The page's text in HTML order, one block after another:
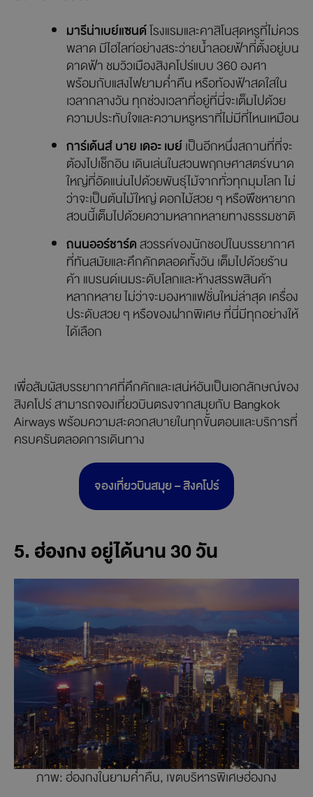
มารีน่าเบย์แซนด์โรงแรมและคาสิโนสุดหรูที่ไม่ควร
พลาด มีไฮไลท์อย่างสระว่ายน้ำลอยฟ้าที่ตั้งอยู่บน
ดาดฟ้า ชมวิวเมืองสิงคโปร์แบบ 360 องศา
พร้อมกับแสงไฟยามค่ำคืน หรือท้องฟ้าสดใสใน
เวลากลางวัน ทุกช่วงเวลาที่อยู่ที่นี่จะเต็มไปด้วย
ความประทับใจและความหรูหราที่ไม่มีที่ไหนเหมือน
การ์เด้นส์ บาย เดอะ เบย์เป็นอีกหนึ่งสถานที่ที่จะ
ต้องไปเช็กอิน เดินเล่นในสวนพฤกษศาสตร์ขนาด
ใหญ่ที่อัดแน่นไปด้วยพันธุ์ไม้จากทั่วทุกมุมโลก ไม่
ว่าจะเป็นต้นไม้ใหญ่ ดอกไม้สวย ๆ หรือพืชหายาก
สวนนี้เต็มไปด้วยความหลากหลายทางธรรมชาติ
ถนนออร์ชาร์ดสวรรค์ของนักชอปในบรรยากาศ
ที่ทันสมัยและคึกคักตลอดทั้งวัน เต็มไปด้วยร้าน
ค้า แบรนด์เนมระดับโลกและห้างสรรพสินค้า
หลากหลาย ไม่ว่าจะมองหาแฟชั่นใหม่ล่าสุด เครื่อง
ประดับสวย ๆ หรือของฝากพิเศษ ที่นี่มีทุกอย่างให้
ได้เลือก
เพื่อสัมผัสบรรยากาศที่คึกคักและเสน่ห์อันเป็นเอกลักษณ์ของ
สิงคโปร์ สามารถจองเที่ยวบินตรงจากสมุยกับ Bangkok
Airways พร้อมความสะดวกสบายในทุกขั้นตอนและบริการที่
ครบครันตลอดการเดินทาง
จองเที่ยวบินสมุย – สิงคโปร์
5. ฮ่องกง อยู่ได้นาน 30 วัน
ภาพ: ฮ่องกงในยามค่ำคืน, เขตบริหารพิเศษฮ่องกง